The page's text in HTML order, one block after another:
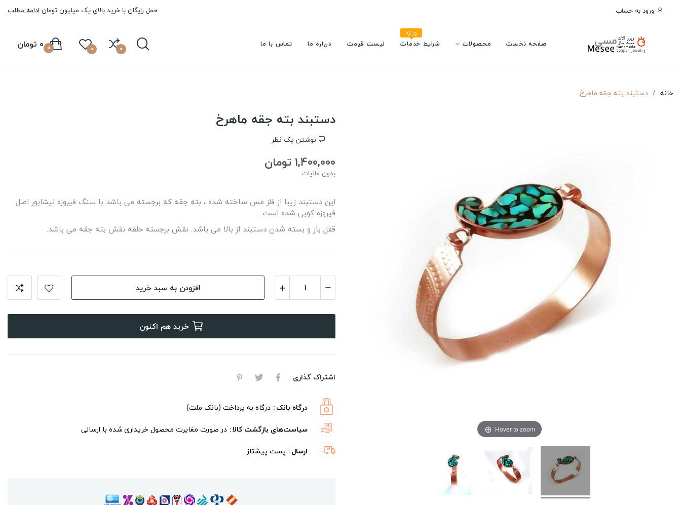
ورود به حساب حمل رایگان با خرید بالای یک میلیون تومان ادامه مطلب
صفحه نخست محصولات شرایط خدمات
ویژه
لیست قیمت درباره ما تماس با ما 0
0 0 تومان 0
خانه دستبند بته جقه ماهرخ
Hover to zoom
دستبند بته جقه ماهرخ
نوشتن یک نظر
1,400,000 تومان
بدون مالیات
این دستبند زیبا از فلز مس ساخته شده ، بته جقه که برجسته می باشد با سنگ فیروزه نیشابور اصل
فیروزه کوبی شده است .
قفل باز و بسته شدن دستبند از بالا می باشد. نقش برجسته حلقه نقش بته جقه می باشد.
افزودن به سبد خرید
خرید هم اکنون
اشتراک گذاری
درگاه بانک درگاه به پرداخت (بانک ملت)
سیاست‌های بازگشت کالا در صورت مغایرت محصول خریداری شده با ارسالی
ارسال پست پیشتاز